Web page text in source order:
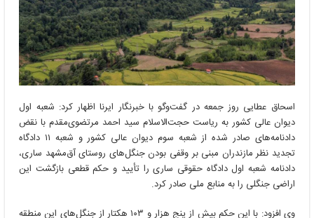
اسحاق عطایی روز جمعه در گفت‌وگو با خبرنگار ایرنا اظهار کرد: شعبه اول
دیوان عالی کشور به ریاست حجت‌الاسلام سید احمد مرتضوی‌مقدم با نقض
دادنامه‌های صادر شده از شعبه سوم دیوان عالی کشور و شعبه ۱۱ دادگاه
تجدید نظر مازندران مبنی بر وقفی بودن جنگل‌های روستای آق‌مشهد ساری،
دادنامه شعبه اول دادگاه حقوقی ساری را تأیید و حکم قطعی بازگشت این
اراضی جنگلی را به منابع ملی صادر کرد.
وی افزود: با این حکم بیش از پنج هزار و ۱۰۳ هکتار از جنگل‌های این منطقه